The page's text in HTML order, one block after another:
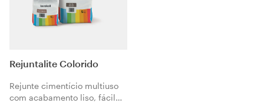
Rejuntalite Colorido
Rejunte cimentício multiuso
com acabamento liso, fácil